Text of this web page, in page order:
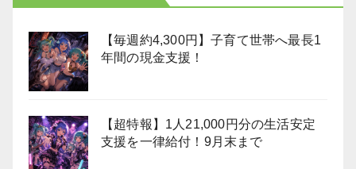
【毎週約4,300円】子育て世帯へ最長1
年間の現金支援！
【超特報】1人21,000円分の生活安定
支援を一律給付！9月末まで